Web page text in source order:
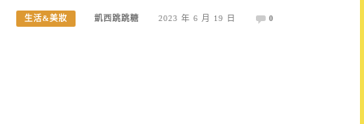
生活&美妝 凱西跳跳糖 2023 年 6 月 19 日 0